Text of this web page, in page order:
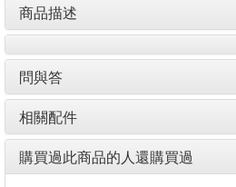
商品描述
問與答
相關配件
購買過此商品的人還購買過